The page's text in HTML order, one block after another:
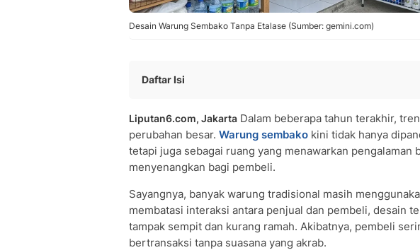
Desain Warung Sembako Tanpa Etalase (Sumber: gemini.com)
Daftar Isi
Dinding Pegboard Multifungsi
Tata Letak Gaya Mini Market (Gondola Shelving)
Area Kasir Sebagai Display Utama Cepat Beli
Rak Bertingkat Dinding (Tiered Wall Shelving)
Desain Industrial dengan Rak Pipa Besi
Penggunaan Keranjang Rotan atau Anyaman Tradisional
Rak Floating Vertikal untuk Produk Highlight
Konsep Open Kitchen Mini (Khusus Warung yang Jual Kopi/
Liputan6.com, Jakarta Dalam beberapa tahun terakhir,
perubahan besar. Warung sembako kini tidak hanya
tetapi juga sebagai ruang yang menawarkan pengalaman
menyenangkan bagi pembeli.
Sayangnya, banyak warung tradisional masih
membatasi interaksi antara penjual dan pembeli, desain
tampak sempit dan kurang ramah. Akibatnya, pembeli
bertransaksi tanpa suasana yang akrab.